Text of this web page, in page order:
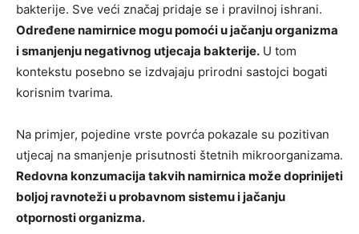
bakterije. Sve veći značaj pridaje se i pravilnoj ishrani.
Određene namirnice mogu pomoći u jačanju organizma
i smanjenju negativnog utjecaja bakterije. U tom
kontekstu posebno se izdvajaju prirodni sastojci bogati
korisnim tvarima.
Na primjer, pojedine vrste povrća pokazale su pozitivan
utjecaj na smanjenje prisutnosti štetnih mikroorganizama.
Redovna konzumacija takvih namirnica može doprinijeti
boljoj ravnoteži u probavnom sistemu i jačanju
otpornosti organizma.